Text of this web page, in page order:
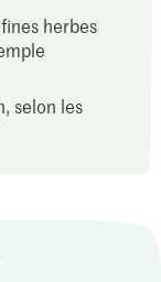
herbes
selon les